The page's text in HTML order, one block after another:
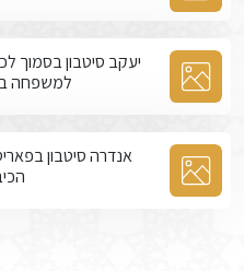
יעקב סיטבון בסמוך
למשפחה בתוניס,
אנדרה סיטבון